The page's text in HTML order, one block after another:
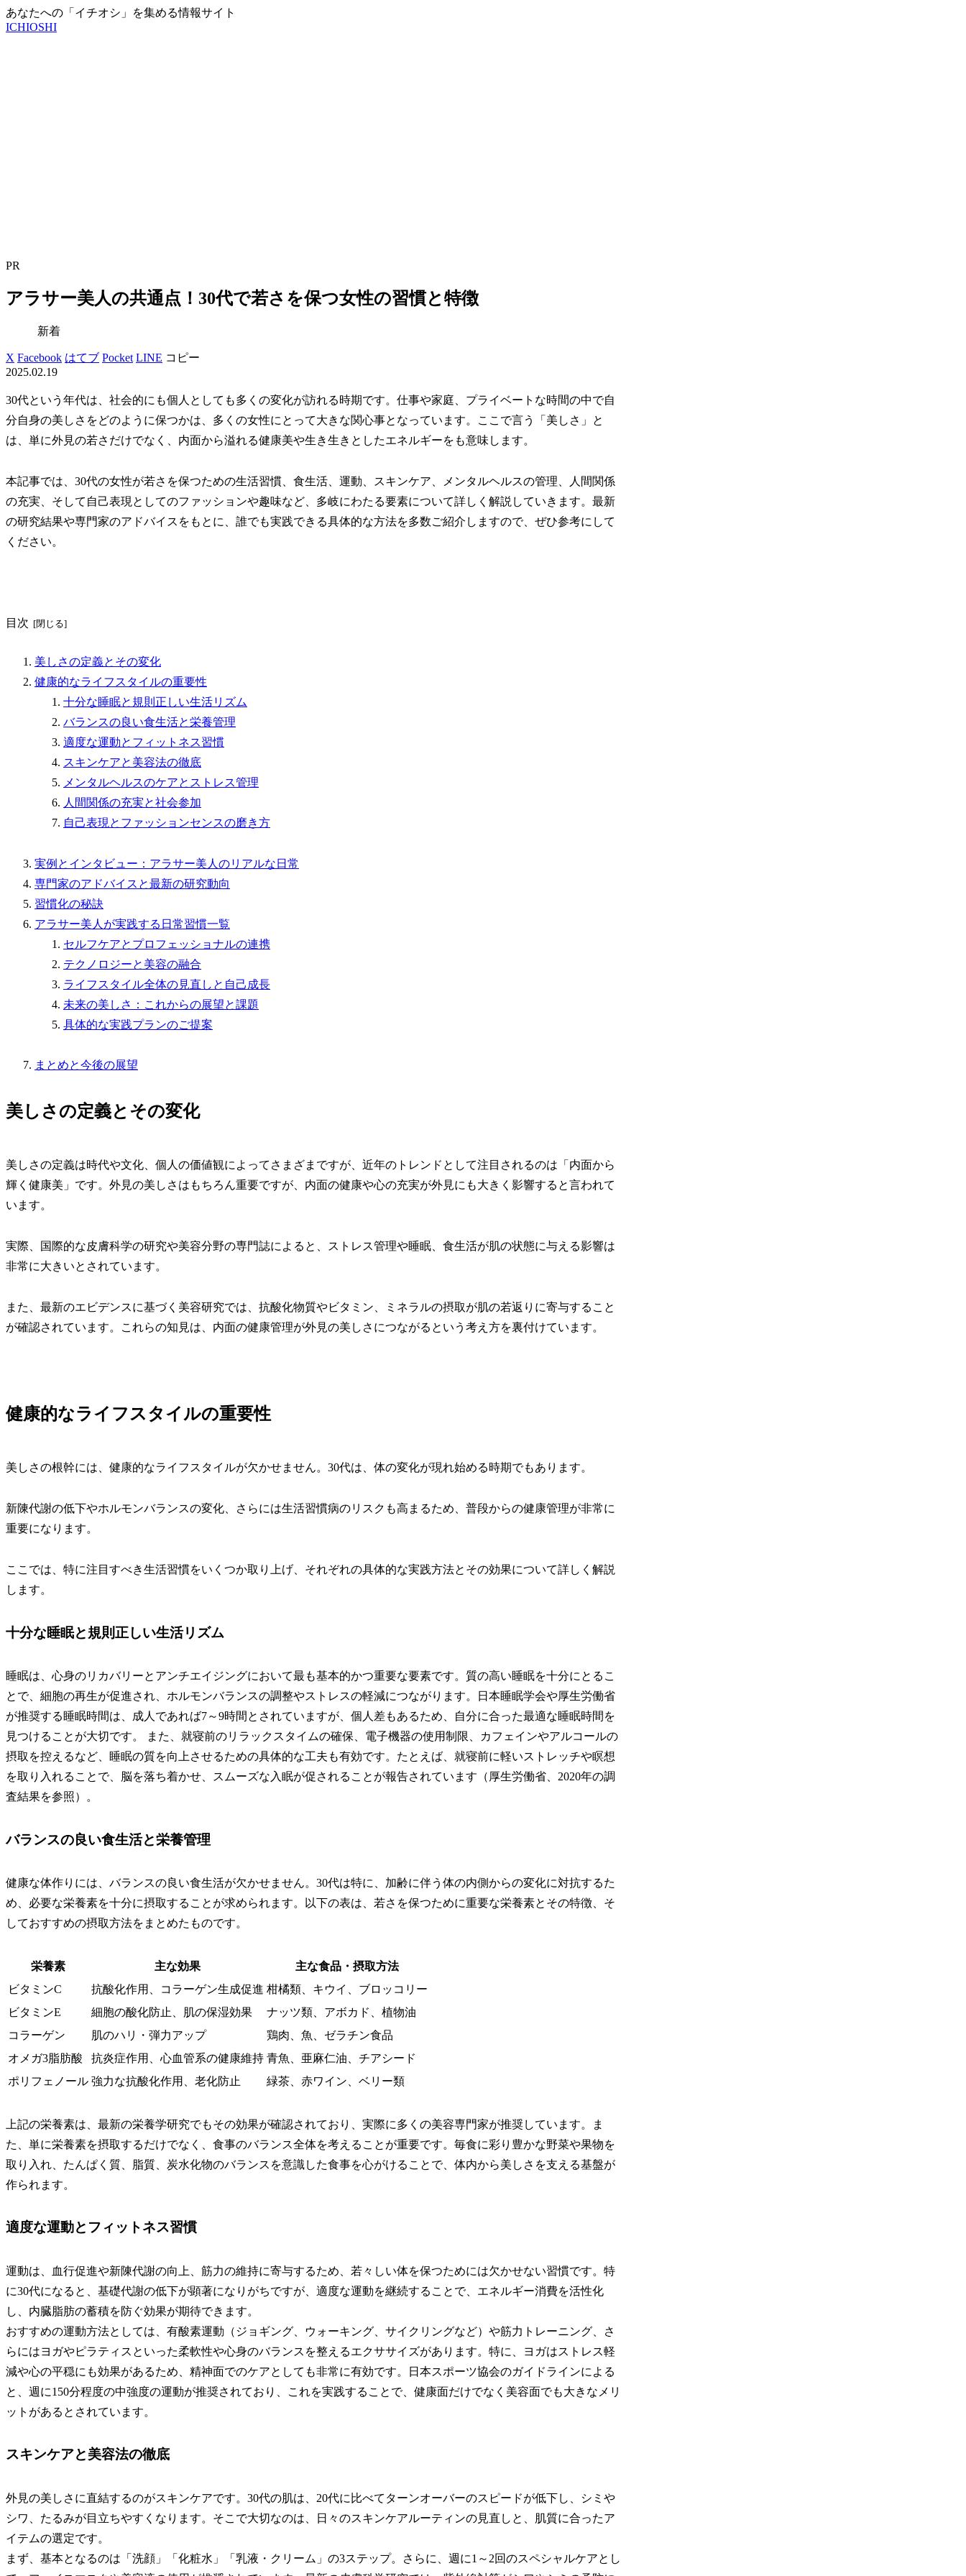
あなたへの「イチオシ」を集める情報サイト
ICHIOSHI
PR
アラサー美人の共通点！30代で若さを保つ女性の習慣と特徴
新着
X Facebook はてブ Pocket LINE コピー
2025.02.19
30代という年代は、社会的にも個人としても多くの変化が訪れる時期です。仕事や家庭、プライベートな時間の中で自
分自身の美しさをどのように保つかは、多くの女性にとって大きな関心事となっています。ここで言う「美しさ」と
は、単に外見の若さだけでなく、内面から溢れる健康美や生き生きとしたエネルギーをも意味します。
本記事では、30代の女性が若さを保つための生活習慣、食生活、運動、スキンケア、メンタルヘルスの管理、人間関係
の充実、そして自己表現としてのファッションや趣味など、多岐にわたる要素について詳しく解説していきます。最新
の研究結果や専門家のアドバイスをもとに、誰でも実践できる具体的な方法を多数ご紹介しますので、ぜひ参考にして
ください。
目次
美しさの定義とその変化
健康的なライフスタイルの重要性
十分な睡眠と規則正しい生活リズム
バランスの良い食生活と栄養管理
適度な運動とフィットネス習慣
スキンケアと美容法の徹底
メンタルヘルスのケアとストレス管理
人間関係の充実と社会参加
自己表現とファッションセンスの磨き方
実例とインタビュー：アラサー美人のリアルな日常
専門家のアドバイスと最新の研究動向
習慣化の秘訣
アラサー美人が実践する日常習慣一覧
セルフケアとプロフェッショナルの連携
テクノロジーと美容の融合
ライフスタイル全体の見直しと自己成長
未来の美しさ：これからの展望と課題
具体的な実践プランのご提案
まとめと今後の展望
美しさの定義とその変化
美しさの定義は時代や文化、個人の価値観によってさまざまですが、近年のトレンドとして注目されるのは「内面から
輝く健康美」です。外見の美しさはもちろん重要ですが、内面の健康や心の充実が外見にも大きく影響すると言われて
います。
実際、国際的な皮膚科学の研究や美容分野の専門誌によると、ストレス管理や睡眠、食生活が肌の状態に与える影響は
非常に大きいとされています。
また、最新のエビデンスに基づく美容研究では、抗酸化物質やビタミン、ミネラルの摂取が肌の若返りに寄与すること
が確認されています。これらの知見は、内面の健康管理が外見の美しさにつながるという考え方を裏付けています。
健康的なライフスタイルの重要性
美しさの根幹には、健康的なライフスタイルが欠かせません。30代は、体の変化が現れ始める時期でもあります。
新陳代謝の低下やホルモンバランスの変化、さらには生活習慣病のリスクも高まるため、普段からの健康管理が非常に
重要になります。
ここでは、特に注目すべき生活習慣をいくつか取り上げ、それぞれの具体的な実践方法とその効果について詳しく解説
します。
十分な睡眠と規則正しい生活リズム
睡眠は、心身のリカバリーとアンチエイジングにおいて最も基本的かつ重要な要素です。質の高い睡眠を十分にとるこ
とで、細胞の再生が促進され、ホルモンバランスの調整やストレスの軽減につながります。日本睡眠学会や厚生労働省
が推奨する睡眠時間は、成人であれば7～9時間とされていますが、個人差もあるため、自分に合った最適な睡眠時間を
見つけることが大切です。 また、就寝前のリラックスタイムの確保、電子機器の使用制限、カフェインやアルコールの
摂取を控えるなど、睡眠の質を向上させるための具体的な工夫も有効です。たとえば、就寝前に軽いストレッチや瞑想
を取り入れることで、脳を落ち着かせ、スムーズな入眠が促されることが報告されています（厚生労働省、2020年の調
査結果を参照）。
バランスの良い食生活と栄養管理
健康な体作りには、バランスの良い食生活が欠かせません。30代は特に、加齢に伴う体の内側からの変化に対抗するた
め、必要な栄養素を十分に摂取することが求められます。以下の表は、若さを保つために重要な栄養素とその特徴、そ
しておすすめの摂取方法をまとめたものです。
栄養素 主な効果
主な食品・摂取方法
ビタミンC
抗酸化作用、コラーゲン生成促進 柑橘類、キウイ、ブロッコリー
ビタミンE
細胞の酸化防止、肌の保湿効果
ナッツ類、アボカド、植物油
コラーゲン
肌のハリ・弾力アップ
鶏肉、魚、ゼラチン食品
オメガ3脂肪酸
抗炎症作用、心血管系の健康維持 青魚、亜麻仁油、チアシード
ポリフェノール 強力な抗酸化作用、老化防止 緑茶、赤ワイン、ベリー類
上記の栄養素は、最新の栄養学研究でもその効果が確認されており、実際に多くの美容専門家が推奨しています。ま
た、単に栄養素を摂取するだけでなく、食事のバランス全体を考えることが重要です。毎食に彩り豊かな野菜や果物を
取り入れ、たんぱく質、脂質、炭水化物のバランスを意識した食事を心がけることで、体内から美しさを支える基盤が
作られます。
適度な運動とフィットネス習慣
運動は、血行促進や新陳代謝の向上、筋力の維持に寄与するため、若々しい体を保つためには欠かせない習慣です。特
に30代になると、基礎代謝の低下が顕著になりがちですが、適度な運動を継続することで、エネルギー消費を活性化
し、内臓脂肪の蓄積を防ぐ効果が期待できます。
おすすめの運動方法としては、有酸素運動（ジョギング、ウォーキング、サイクリングなど）や筋力トレーニング、さ
らにはヨガやピラティスといった柔軟性や心身のバランスを整えるエクササイズがあります。特に、ヨガはストレス軽
減や心の平穏にも効果があるため、精神面でのケアとしても非常に有効です。日本スポーツ協会のガイドラインによる
と、週に150分程度の中強度の運動が推奨されており、これを実践することで、健康面だけでなく美容面でも大きなメリ
ットがあるとされています。
スキンケアと美容法の徹底
外見の美しさに直結するのがスキンケアです。30代の肌は、20代に比べてターンオーバーのスピードが低下し、シミや
シワ、たるみが目立ちやすくなります。そこで大切なのは、日々のスキンケアルーティンの見直しと、肌質に合ったア
イテムの選定です。
まず、基本となるのは「洗顔」「化粧水」「乳液・クリーム」の3ステップ。さらに、週に1～2回のスペシャルケアとし